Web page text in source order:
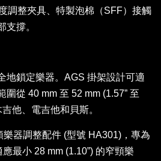
調整夾具、特製泡棉（SFF）接觸
支撐。
地鎖定樂器。AGS 掛架設計可適
圍從 40 mm 至 52 mm (1.57” 至
他、電吉他和貝斯。
樂器調整配件 (型號 HA301)，專為
最小 28 mm (1.10”) 的窄頸樂